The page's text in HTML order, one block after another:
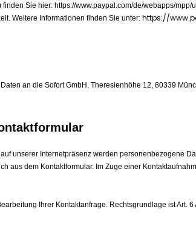
Sie hier: https://www.paypal.com/de/webapps/
Weitere Informationen finden Sie unter: https://
an die Sofort GmbH, Theresienhöhe 12, 80339
unserer Internetpräsenz werden personenbezogene
aus dem Kontaktformular. Im Zuge einer
Ihrer Kontaktanfrage. Rechtsgrundlage ist Art.